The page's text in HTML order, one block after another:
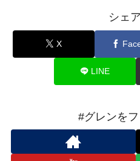
シェ
X
LINE
#グレンを